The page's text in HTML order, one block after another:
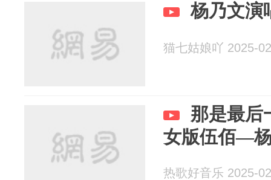
杨乃文演
猫七姑娘吖 2025-
那是最后
女版伍佰—
热歌好音乐 2025-